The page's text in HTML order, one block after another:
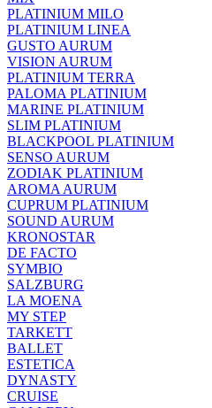
PLATINIUM MILO
PLATINIUM LINEA
GUSTO AURUM
VISION AURUM
PLATINIUM TERRA
PALOMA PLATINIUM
MARINE PLATINIUM
SLIM PLATINIUM
BLACKPOOL PLATINIUM
SENSO AURUM
ZODIAK PLATINIUM
AROMA AURUM
CUPRUM PLATINIUM
SOUND AURUM
KRONOSTAR
DE FACTO
SYMBIO
SALZBURG
LA MOENA
MY STEP
TARKETT
BALLET
ESTETICA
DYNASTY
CRUISE